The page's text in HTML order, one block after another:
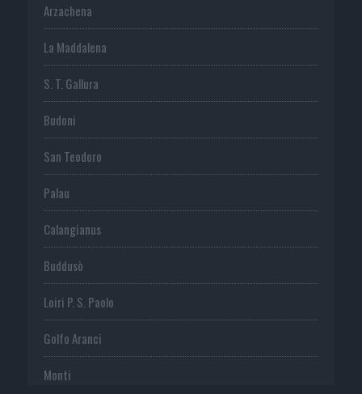
Arzachena
La Maddalena
S. T. Gallura
Budoni
San Teodoro
Palau
Calangianus
Buddusò
Loiri P. S. Paolo
Golfo Aranci
Monti